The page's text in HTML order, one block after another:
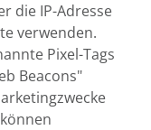
die IP-Adresse
verwenden.
Pixel-Tags
Beacons"